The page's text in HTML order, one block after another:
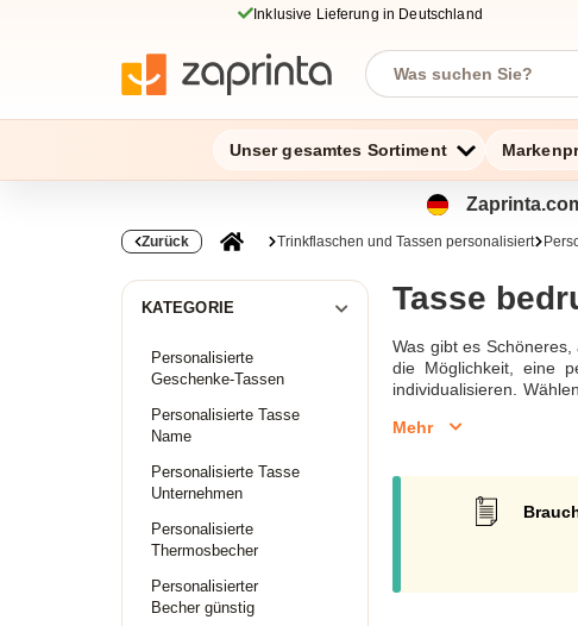
Inklusive Lieferung in Deutschland
Unser gesamtes Sortiment
Zurück Trinkflaschen und Tassen personalisiert
KATEGORIE
Personalisierte
Geschenke-Tassen
Personalisierte Tasse
Name
Personalisierte Tasse
Unternehmen
Personalisierte
Thermosbecher
Personalisierter
Becher günstig
Tasse
Was gibt es
die Möglichkeit, eine
individualisieren.
Personalisierungen
Tasse bedrucken Text
Mehr